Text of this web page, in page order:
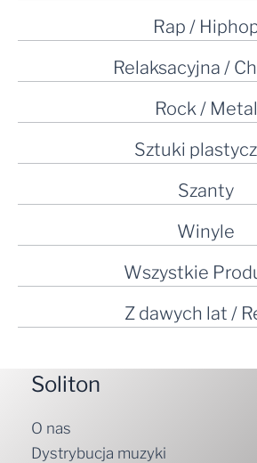
Rap /
Relaksacyjna /
Rock / Metal
Sztuki
Szanty
Winyle
Wszystkie
Z dawych lat /
Soliton
O nas
Dystrybucja muzyki